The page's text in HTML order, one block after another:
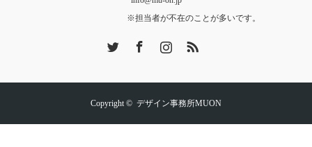
※担当者が不在のことが多いです。
Copyright © デザイン事務所MUON